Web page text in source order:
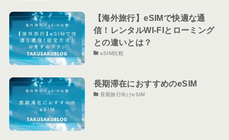
【海外旅行】eSIMで快適な通
信！レンタルWI-FIとローミング
との違いとは？
eSIM比較
長期滞在におすすめのeSIM
長期旅行向けeSIM